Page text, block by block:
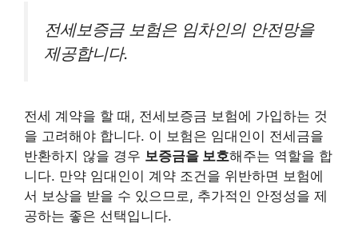
전세보증금 보험은 임차인의 안전망을
제공합니다.
전세 계약을 할 때, 전세보증금 보험에 가입하는 것
을 고려해야 합니다. 이 보험은 임대인이 전세금을
반환하지 않을 경우 보증금을 보호해주는 역할을 합
니다. 만약 임대인이 계약 조건을 위반하면 보험에
서 보상을 받을 수 있으므로, 추가적인 안정성을 제
공하는 좋은 선택입니다.